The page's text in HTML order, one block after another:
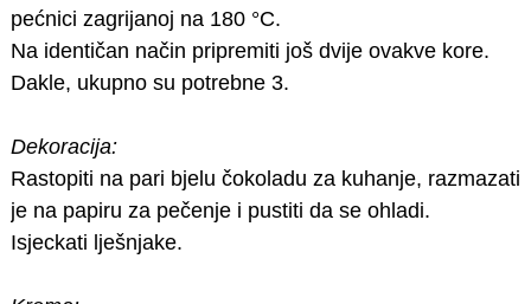
pećnici zagrijanoj na 180 °C.
Na identičan način pripremiti još dvije ovakve kore.
Dakle, ukupno su potrebne 3.
Dekoracija:
Rastopiti na pari bjelu čokoladu za kuhanje, razmazati
je na papiru za pečenje i pustiti da se ohladi.
Isjeckati lješnjake.